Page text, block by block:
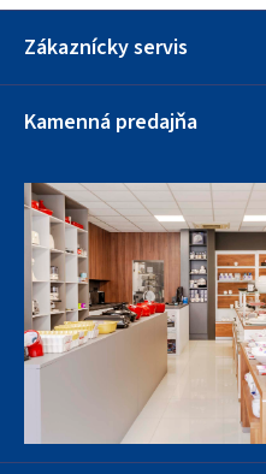
Zákaznícky servis
Kamenná predajňa